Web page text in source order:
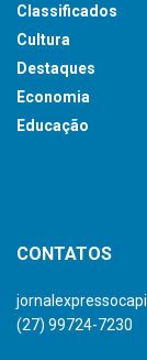
Classificados
Cultura
Destaques
Economia
Educação
CONTATOS
(27) 99724-7230